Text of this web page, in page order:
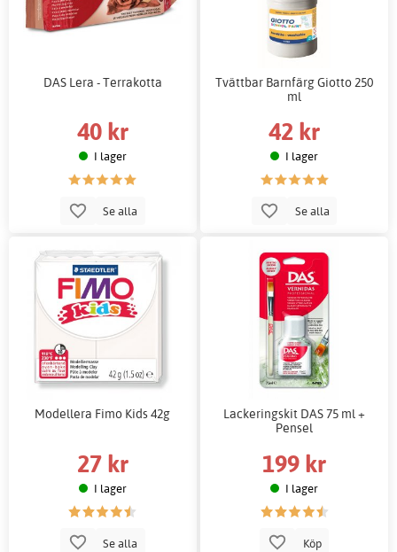
DAS Lera - Terrakotta
40 kr
I lager
Se alla
Tvättbar Barnfärg Giotto 250
ml
42 kr
I lager
Se alla
Modellera Fimo Kids 42g
27 kr
I lager
Se alla
Lackeringskit DAS 75 ml +
Pensel
199 kr
I lager
Köp